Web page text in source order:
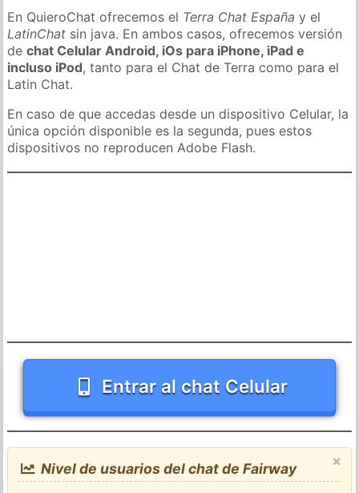
En QuieroChat ofrecemos el Terra Chat España y el
LatinChat sin java. En ambos casos, ofrecemos versión
dechat Celular Android, iOs para iPhone, iPad e
incluso iPod, tanto para el Chat de Terra como para el
Latin Chat.
En caso de que accedas desde un dispositivo Celular, la
única opción disponible es la segunda, pues estos
dispositivos no reproducen Adobe Flash.
Entrar al chat Celular
×
Nivel de usuarios del chat de Fairway